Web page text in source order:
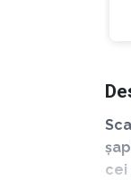
cei